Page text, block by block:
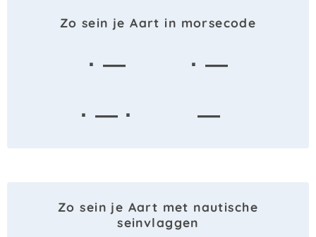
Zo sein je Aart in morsecode
· —
· —
· — ·
—
Zo sein je Aart met nautische
seinvlaggen